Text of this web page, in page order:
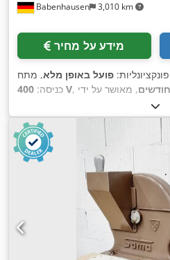
Babenhausen 3,010 km
מידע על מחיר
פועל באופן מלא, מתח
כניסה: 400 V
פאזי
כולל:1,700 מ"מ , מתח בקרה:
דרישת גובה: 1,700 מ"מ
, דרישת שטח
1,500 מ"מ , רוחב נדרש: 1,420 מ"מ